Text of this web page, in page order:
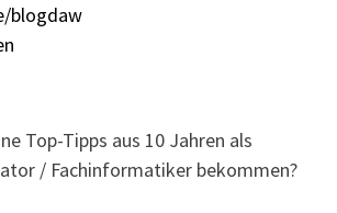
blogdaw
Top-Tipps aus 10 Jahren als
/ Fachinformatiker bekommen?